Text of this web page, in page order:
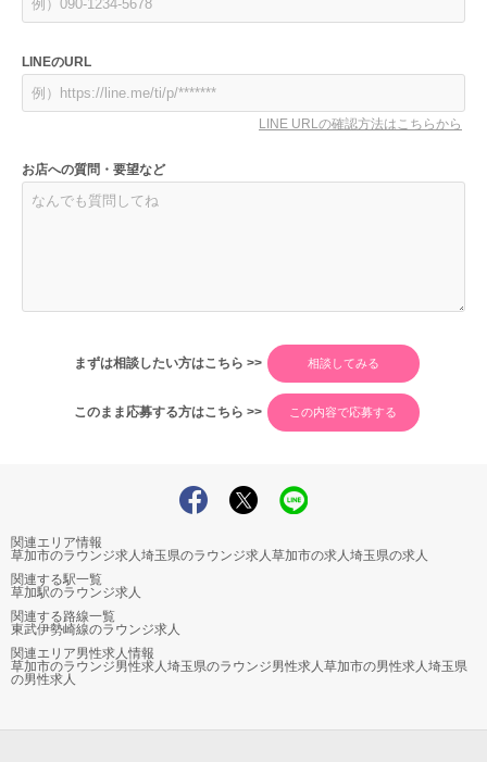
LINEのURL
LINE URLの確認方法はこちらから
お店への質問・要望など
まずは相談したい方はこちら >>
このまま応募する方はこちら >>
関連エリア情報
草加市のラウンジ求人 埼玉県のラウンジ求人 草加市の求人 埼玉県の求人
関連する駅一覧
草加駅のラウンジ求人
関連する路線一覧
東武伊勢崎線のラウンジ求人
関連エリア男性求人情報
草加市のラウンジ男性求人 埼玉県のラウンジ男性求人 草加市の男性求人 埼玉県
の男性求人